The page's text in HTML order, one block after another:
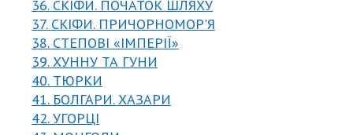
36. СКІФИ. ПОЧАТОК ШЛЯХУ
37. СКІФИ. ПРИЧОРНОМОР'Я
38. СТЕПОВІ «ІМПЕРІЇ»
39. ХУННУ ТА ГУНИ
40. ТЮРКИ
41. БОЛГАРИ. ХАЗАРИ
42. УГОРЦІ